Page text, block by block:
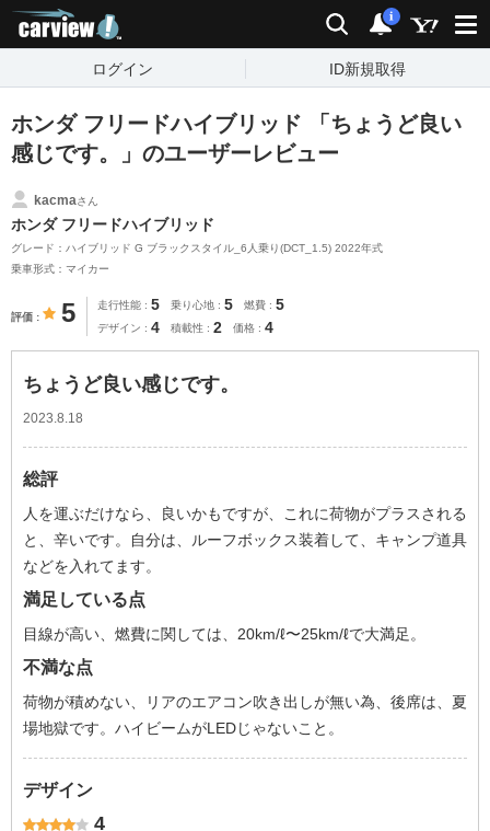
検索 通知
i
ログイン ID新規取得
ホンダ フリードハイブリッド 「ちょうど良い
感じです。」のユーザーレビュー
kacmaさん
ホンダ フリードハイブリッド
グレード：ハイブリッド G ブラックスタイル_6人乗り(DCT_1.5) 2022年式
乗車形式：マイカー
評価 5 走行性能 5 乗り心地 5 燃費 5
デザイン 4 積載性 2 価格 4
ちょうど良い感じです。
2023.8.18
総評
人を運ぶだけなら、良いかもですが、これに荷物がプラスされる
と、辛いです。自分は、ルーフボックス装着して、キャンプ道具
などを入れてます。
満足している点
目線が高い、燃費に関しては、20km/ℓ〜25km/ℓで大満足。
不満な点
荷物が積めない、リアのエアコン吹き出しが無い為、後席は、夏
場地獄です。ハイビームがLEDじゃないこと。
デザイン
4